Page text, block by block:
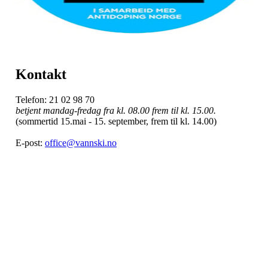
Kontakt
Telefon: 21 02 98 70
betjent mandag-fredag fra kl. 08.00 frem til kl. 15.00.
(sommertid 15.mai - 15. september, frem til kl. 14.00)
E-post: office@vannski.no